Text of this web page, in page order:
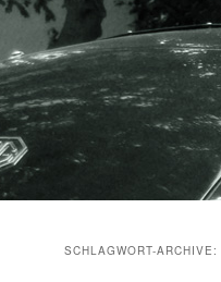
SCHLAGWORT-ARCHIVE: